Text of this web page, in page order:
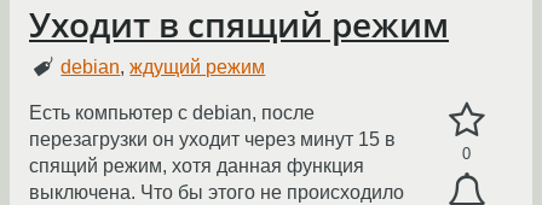
Уходит в спящий режим
debian,ждущий режим
0
Есть компьютер с debian, после
перезагрузки он уходит через минут 15 в
спящий режим, хотя данная функция
выключена. Что бы этого не происходило